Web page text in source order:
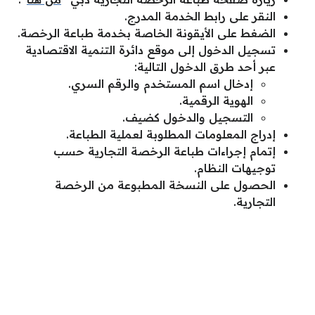
النقر على رابط الخدمة المدرج.
الضغط على الأيقونة الخاصة بخدمة طباعة الرخصة.
تسجيل الدخول إلى موقع دائرة التنمية الاقتصادية
عبر أحد طرق الدخول التالية:
إدخال اسم المستخدم والرقم السري.
الهوية الرقمية.
التسجيل والدخول كضيف.
إدراج المعلومات المطلوبة لعملية الطباعة.
إتمام إجراءات طباعة الرخصة التجارية حسب
توجيهات النظام.
الحصول على النسخة المطبوعة من الرخصة
التجارية.